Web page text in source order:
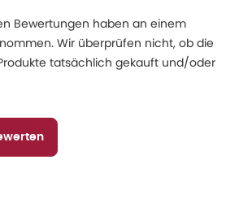
Bewertungen haben an einem
Wir überprüfen nicht, ob die
tatsächlich gekauft und/oder